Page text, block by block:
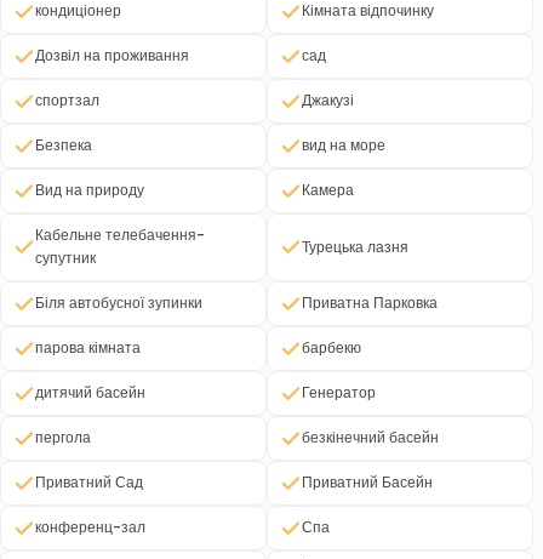
кондиціонер Кімната відпочинку
Дозвіл на проживання сад
спортзал Джакузі
Безпека вид на море
Вид на природу Камера
Кабельне телебачення-
супутник
Турецька лазня
Біля автобусної зупинки Приватна Парковка
парова кімната барбекю
дитячий басейн Генератор
пергола безкінечний басейн
Приватний Сад Приватний Басейн
конференц-зал Спа